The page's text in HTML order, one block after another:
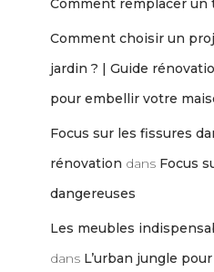
Comment remplacer un
Comment choisir un
jardin ? | Guide
pour embellir votre
Focus sur les fissures
rénovation dans Focus
dangereuses
Les meubles
dans L’urban jungle